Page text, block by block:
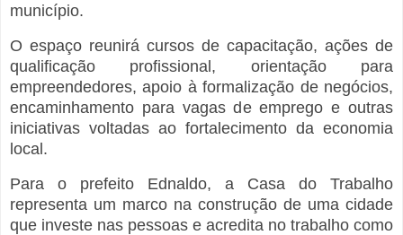
município.
O espaço reunirá cursos de capacitação, ações de
qualificação profissional, orientação para
empreendedores, apoio à formalização de negócios,
encaminhamento para vagas de emprego e outras
iniciativas voltadas ao fortalecimento da economia
local.
Para o prefeito Ednaldo, a Casa do Trabalho
representa um marco na construção de uma cidade
que investe nas pessoas e acredita no trabalho como